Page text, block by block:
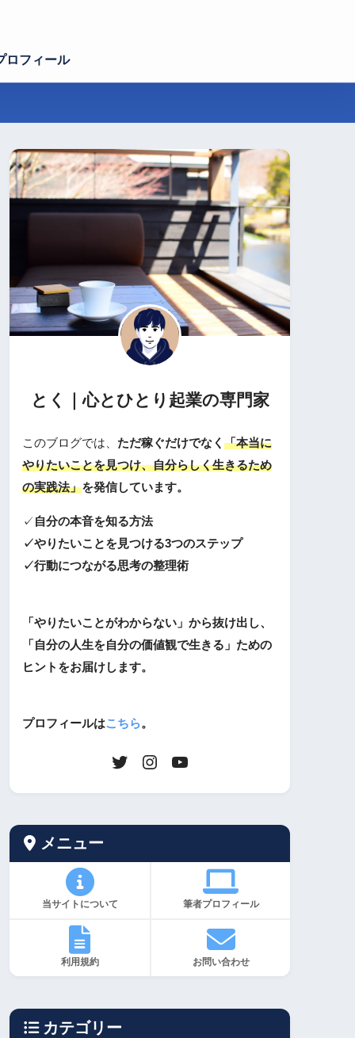
ロフィール
とく｜心とひとり起業の専門家
このブログでは、 ただ稼ぐだけでなく 「本当に
やりたいことを見つけ、自分らしく生きるため
の実践法」を発信しています。
✓ 自分の本音を知る方法
✓やりたいことを見つける3つのステップ
✓行動につながる思考の整理術
「やりたいことがわからない」から抜け出し、
「自分の人生を自分の価値観で生きる」ための
ヒントをお届けします。
プロフィールはこちら。
メニュー
当サイトについて 筆者プロフィール
利用規約 お問い合わせ
カテゴリー